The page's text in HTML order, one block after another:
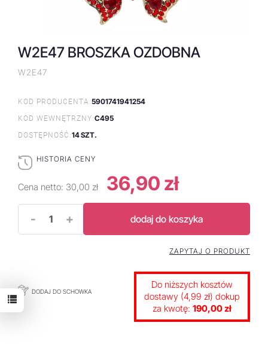
W2E47 BROSZKA OZDOBNA
W2E47
KOD PRODUCENTA:5901741941254
KOD WEWNĘTRZNY:C495
DOSTĘPNOŚĆ:14 SZT.
HISTORIA CENY
Cena netto: 30,00 zł 36,90 zł
- + dodaj do koszyka
DODAJ DO SCHOWKA
ZAPYTAJ O PRODUKT
Do niższych kosztów
dostawy (4,99 zł) dokup
za kwotę: 190,00 zł